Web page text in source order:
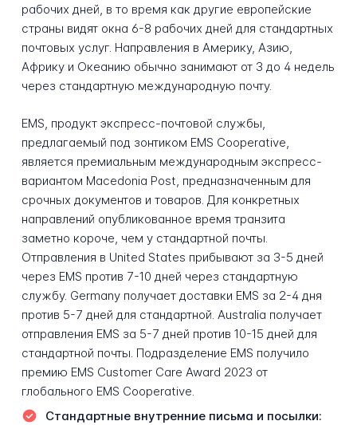
рабочих дней, в то время как другие европейские
страны видят окна 6-8 рабочих дней для стандартных
почтовых услуг. Направления в Америку, Азию,
Африку и Океанию обычно занимают от 3 до 4 недель
через стандартную международную почту.
EMS, продукт экспресс-почтовой службы,
предлагаемый под зонтиком EMS Cooperative,
является премиальным международным экспресс-
вариантом Macedonia Post, предназначенным для
срочных документов и товаров. Для конкретных
направлений опубликованное время транзита
заметно короче, чем у стандартной почты.
Отправления в United States прибывают за 3-5 дней
через EMS против 7-10 дней через стандартную
службу. Germany получает доставки EMS за 2-4 дня
против 5-7 дней для стандартной. Australia получает
отправления EMS за 5-7 дней против 10-15 дней для
стандартной почты. Подразделение EMS получило
премию EMS Customer Care Award 2023 от
глобального EMS Cooperative.
Стандартные внутренние письма и посылки: